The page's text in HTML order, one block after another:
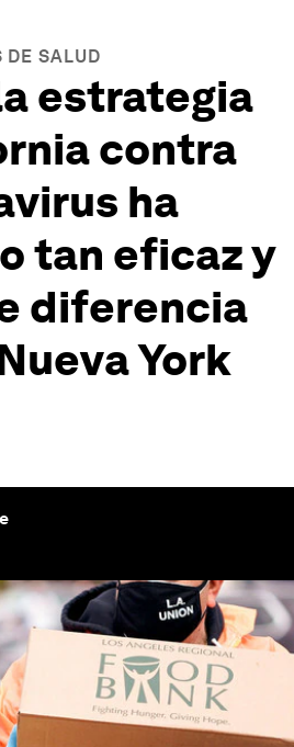
DE SALUD
estrategia
contra
ha
tan eficaz y
diferencia
York